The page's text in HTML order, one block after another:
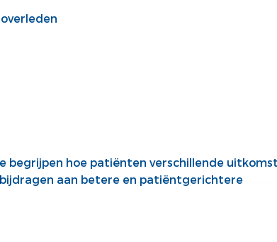
hoe patiënten verschillende
aan betere en patiëntgerichtere